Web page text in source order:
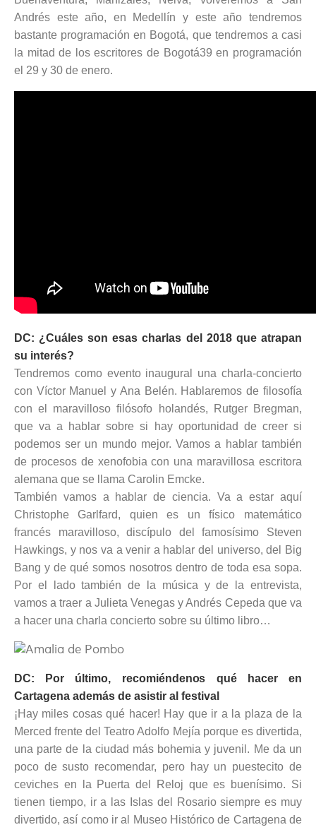
Andrés este año, en Medellín y este año tendremos
bastante programación en Bogotá, que tendremos a casi
la mitad de los escritores de Bogotá39 en programación
el 29 y 30 de enero.
DC: ¿Cuáles son esas charlas del 2018 que atrapan
su interés?
Tendremos como evento inaugural una charla-concierto
con Víctor Manuel y Ana Belén. Hablaremos de filosofía
con el maravilloso filósofo holandés, Rutger Bregman,
que va a hablar sobre si hay oportunidad de creer si
podemos ser un mundo mejor. Vamos a hablar también
de procesos de xenofobia con una maravillosa escritora
alemana que se llama Carolin Emcke.
También vamos a hablar de ciencia. Va a estar aquí
Christophe Garlfard, quien es un físico matemático
francés maravilloso, discípulo del famosísimo Steven
Hawkings, y nos va a venir a hablar del universo, del Big
Bang y de qué somos nosotros dentro de toda esa sopa.
Por el lado también de la música y de la entrevista,
vamos a traer a Julieta Venegas y Andrés Cepeda que va
a hacer una charla concierto sobre su último libro…
DC: Por último, recomiéndenos qué hacer en
Cartagena además de asistir al festival
¡Hay miles cosas qué hacer! Hay que ir a la plaza de la
Merced frente del Teatro Adolfo Mejía porque es divertida,
una parte de la ciudad más bohemia y juvenil. Me da un
poco de susto recomendar, pero hay un puestecito de
ceviches en la Puerta del Reloj que es buenísimo. Si
tienen tiempo, ir a las Islas del Rosario siempre es muy
divertido, así como ir al Museo Histórico de Cartagena de